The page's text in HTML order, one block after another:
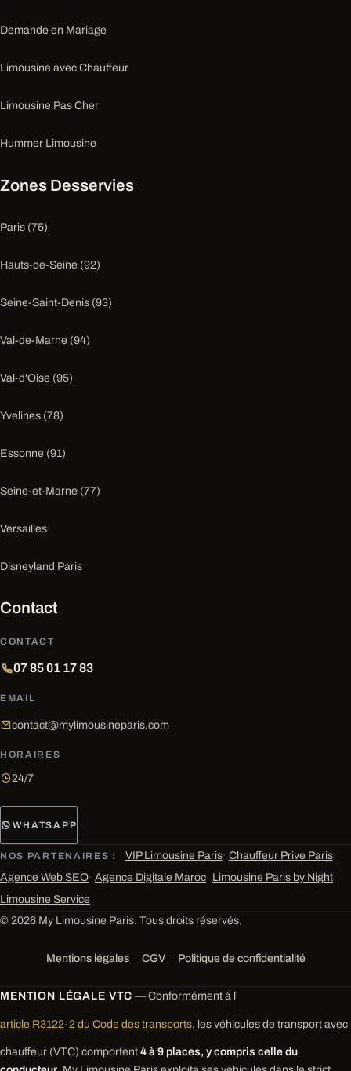
Demande en Mariage
Limousine avec Chauffeur
Limousine Pas Cher
Hummer Limousine
Zones Desservies
Paris (75)
Hauts-de-Seine (92)
Seine-Saint-Denis (93)
Val-de-Marne (94)
Val-d'Oise (95)
Yvelines (78)
Essonne (91)
Seine-et-Marne (77)
Versailles
Disneyland Paris
Contact
CONTACT
07 85 01 17 83
EMAIL
contact@mylimousineparis.com
HORAIRES
24/7
WHATSAPP
NOS PARTENAIRES : VIP Limousine Paris· Chauffeur Prive Paris·
Agence Web SEO· Agence Digitale Maroc· Limousine Paris by Night·
Limousine Service
© 2026 My Limousine Paris. Tous droits réservés.
Mentions légales CGV Politique de confidentialité
MENTION LÉGALE VTC — Conformément à l'
article R3122-2 du Code des transports, les véhicules de transport avec
chauffeur (VTC) comportent 4 à 9 places, y compris celle du